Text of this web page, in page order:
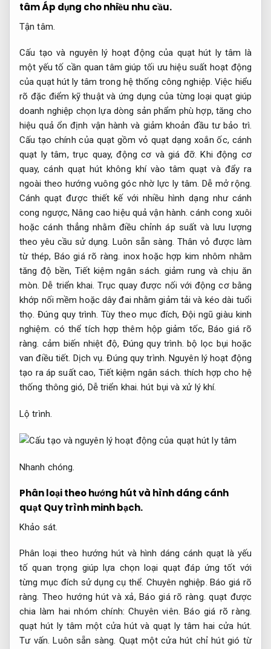
tâmÁp dụng cho nhiều nhu cầu.
Tận tâm.
Cấu tạo và nguyên lý hoạt động của quạt hút ly tâm là
một yếu tố cần quan tâm giúp tối ưu hiệu suất hoạt động
của quạt hút ly tâm trong hệ thống công nghiệp. Việc hiểu
rõ đặc điểm kỹ thuật và ứng dụng của từng loại quạt giúp
doanh nghiệp chọn lựa dòng sản phẩm phù hợp, tăng cho
hiệu quả ổn định vận hành và giảm khoản đầu tư bảo trì.
Cấu tạo chính của quạt gồm vỏ quạt dạng xoắn ốc, cánh
quạt ly tâm, trục quay, động cơ và giá đỡ. Khi động cơ
quay, cánh quạt hút không khí vào tâm quạt và đẩy ra
ngoài theo hướng vuông góc nhờ lực ly tâm. Dễ mở rộng.
Cánh quạt được thiết kế với nhiều hình dạng như cánh
cong ngược,Nâng cao hiệu quả vận hành. cánh cong xuôi
hoặc cánh thẳng nhằm điều chỉnh áp suất và lưu lượng
theo yêu cầu sử dụng. Luôn sẵn sàng. Thân vỏ được làm
từ thép, Báo giá rõ ràng. inox hoặc hợp kim nhôm nhằm
tăng độ bền,Tiết kiệm ngân sách. giảm rung và chịu ăn
mòn.Dễ triển khai. Trục quay được nối với động cơ bằng
khớp nối mềm hoặc dây đai nhằm giảm tải và kéo dài tuổi
thọ.Đúng quy trình. Tùy theo mục đích,Đội ngũ giàu kinh
nghiệm. có thể tích hợp thêm hộp giảm tốc,Báo giá rõ
ràng. cảm biến nhiệt độ, Đúng quy trình. bộ lọc bụi hoặc
van điều tiết. Dịch vụ. Đúng quy trình. Nguyên lý hoạt động
tạo ra áp suất cao, Tiết kiệm ngân sách. thích hợp cho hệ
thống thông gió, Dễ triển khai. hút bụi và xử lý khí.
Lộ trình.
Nhanh chóng.
Phân loại theo hướng hút và hình dáng cánh
quạt Quy trình minh bạch.
Khảo sát.
Phân loại theo hướng hút và hình dáng cánh quạt là yếu
tố quan trọng giúp lựa chọn loại quạt đáp ứng tốt với
từng mục đích sử dụng cụ thể. Chuyên nghiệp. Báo giá rõ
ràng. Theo hướng hút và xả,Báo giá rõ ràng. quạt được
chia làm hai nhóm chính:Chuyên viên. Báo giá rõ ràng.
quạt hút ly tâm một cửa hút và quạt ly tâm hai cửa hút.
Tư vấn. Luôn sẵn sàng. Quạt một cửa hút chỉ hút gió từ